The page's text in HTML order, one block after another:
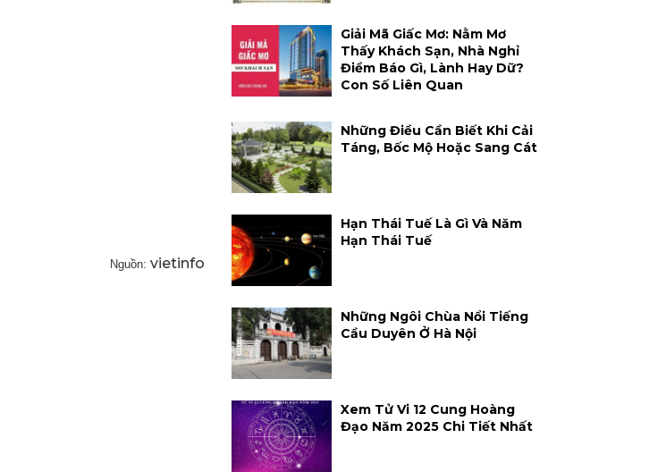
Nguồn: vietinfo
Giải Mã Giấc Mơ: Nằm Mơ
Thấy Khách Sạn, Nhà Nghỉ
Điềm Báo Gì, Lành Hay Dữ?
Con Số Liên Quan
Những Điều Cần Biết Khi Cải
Táng, Bốc Mộ Hoặc Sang Cát
Hạn Thái Tuế Là Gì Và Năm
Hạn Thái Tuế
Những Ngôi Chùa Nổi Tiếng
Cầu Duyên Ở Hà Nội
Xem Tử Vi 12 Cung Hoàng
Đạo Năm 2025 Chi Tiết Nhất